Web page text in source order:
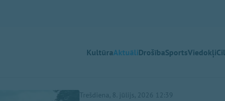
KultūraAktuāliDrošībaSportsViedokļi
Trešdiena, 8. jūlijs, 2026 12:39